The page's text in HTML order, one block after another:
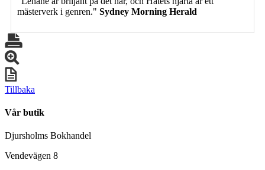
mästerverk i genren." Sydney Morning Herald
Tillbaka
Vår butik
Djursholms Bokhandel
Vendevägen 8